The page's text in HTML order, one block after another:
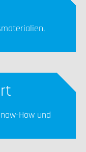
How und